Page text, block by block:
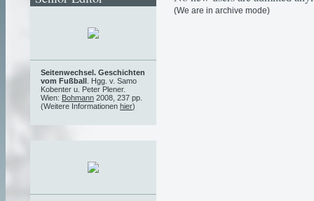
(We are in archive mode)
Seitenwechsel. Geschichten
vom Fußball . Hgg. v. Samo
Kobenter u. Peter Plener.
Wien: Bohmann 2008, 237 pp.
(Weitere Informationen hier)